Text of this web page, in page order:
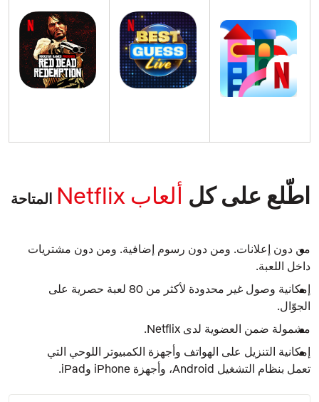
اطّلع على كل ألعاب Netflix المتاحة
من دون إعلانات. ومن دون رسوم إضافية. ومن دون مشتريات
داخل اللعبة.
إمكانية وصول غير محدودة لأكثر من 80 لعبة حصرية على
الجوّال.
مشمولة ضمن العضوية لدى Netflix.
إمكانية التنزيل على الهواتف وأجهزة الكمبيوتر اللوحي التي
تعمل بنظام التشغيل Android، وأجهزة iPhone وiPad.